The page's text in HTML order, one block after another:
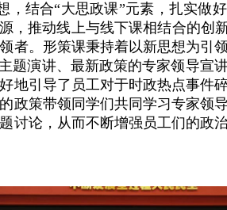
结合“大思政课”元素，扎实做
，推动线上与线下课相结合的创
者。形策课秉持着以新思想为引
题演讲、最新政策的专家领导宣
地引导了员工对于时政热点事件
政策带领同学们共同学习专家领
讨论，从而不断增强员工们的政